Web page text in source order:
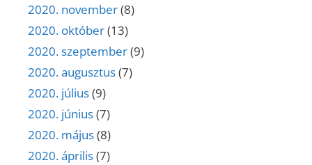
2020. november(8)
2020. október(13)
2020. szeptember(9)
2020. augusztus(7)
2020. július(9)
2020. június(7)
2020. május(8)
2020. április(7)